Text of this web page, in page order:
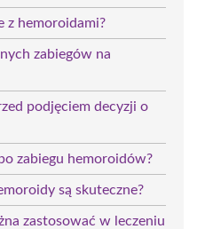
z hemoroidami?
zabiegów na
podjęciem decyzji o
zabiegu hemoroidów?
są skuteczne?
zastosować w leczeniu